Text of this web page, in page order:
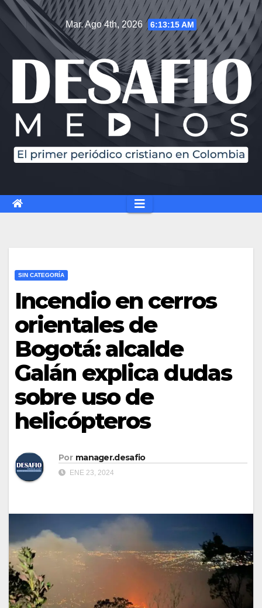
Mar. Ago 4th, 2026 6:13:16 AM
SIN CATEGORÍA
Incendio en cerros
orientales de
Bogotá: alcalde
Galán explica dudas
sobre uso de
helicópteros
Por manager.desafio
ENE 23, 2024